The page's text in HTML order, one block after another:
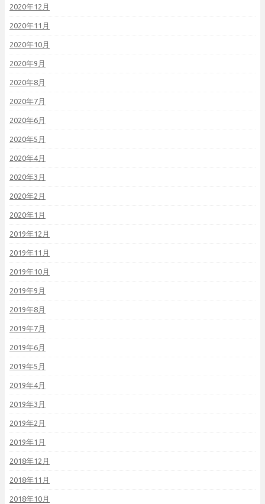
2020年12月
2020年11月
2020年10月
2020年9月
2020年8月
2020年7月
2020年6月
2020年5月
2020年4月
2020年3月
2020年2月
2020年1月
2019年12月
2019年11月
2019年10月
2019年9月
2019年8月
2019年7月
2019年6月
2019年5月
2019年4月
2019年3月
2019年2月
2019年1月
2018年12月
2018年11月
2018年10月